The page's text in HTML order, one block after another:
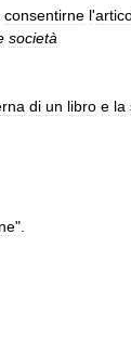
consentirne l'
società
di un libro e la
".